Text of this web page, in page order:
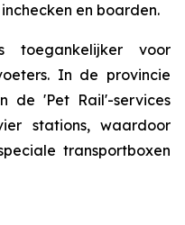
en boarden.
toegankelijker voor
In de provincie
de 'Pet Rail'-services
stations, waardoor
transportboxen